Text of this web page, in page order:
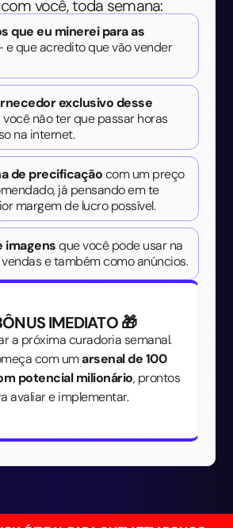
você, toda semana:
que eu minerei para as
e que acredito que vão vender
exclusivo desse
você não ter que passar horas
na internet.
de precificaçãocom um preço
já pensando em te
margem de lucro possível.
imagensque você pode usar na
e também como anúncios.
IMEDIATO 🎁
a próxima curadoria semanal.
com umarsenal de 100
potencial milionário, prontos
avaliar e implementar.